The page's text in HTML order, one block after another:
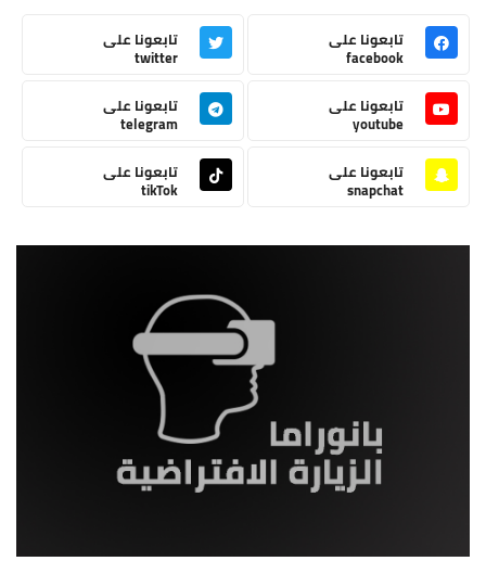
تابعونا على
facebook
تابعونا على
twitter
تابعونا على
youtube
تابعونا على
telegram
تابعونا على
snapchat
تابعونا على
tikTok